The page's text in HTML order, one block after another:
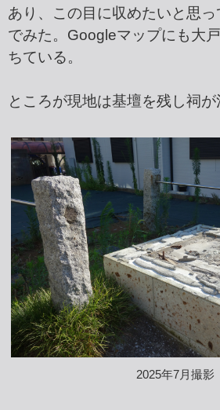
あり、この目に収めたいと思
でみた。Googleマップにも大
ちている。
ところが現地は基壇を残し祠が
2025年7月撮影